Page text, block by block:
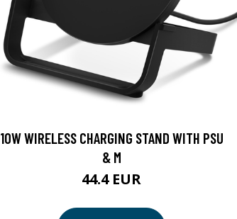
10W WIRELESS CHARGING STAND WITH PSU
& M
44.4 EUR